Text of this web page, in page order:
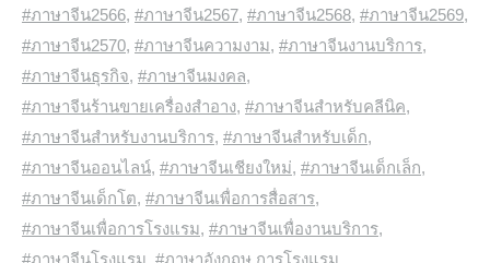
#ภาษาจีน2566, #ภาษาจีน2567, #ภาษาจีน2568, #ภาษาจีน2569,
#ภาษาจีน2570, #ภาษาจีนความงาม, #ภาษาจีนงานบริการ,
#ภาษาจีนธุรกิจ, #ภาษาจีนมงคล,
#ภาษาจีนร้านขายเครื่องสำอาง, #ภาษาจีนสำหรับคลีนิค,
#ภาษาจีนสำหรับงานบริการ, #ภาษาจีนสำหรับเด็ก,
#ภาษาจีนออนไลน์, #ภาษาจีนเชียงใหม่, #ภาษาจีนเด็กเล็ก,
#ภาษาจีนเด็กโต, #ภาษาจีนเพื่อการสื่อสาร,
#ภาษาจีนเพื่อการโรงแรม, #ภาษาจีนเพื่องานบริการ,
#ภาษาจีนโรงแรม #ภาษาอังกฤษ การโรงแรม